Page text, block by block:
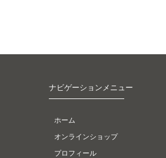
ナビゲーションメニュー
ホーム
オンラインショップ
プロフィール